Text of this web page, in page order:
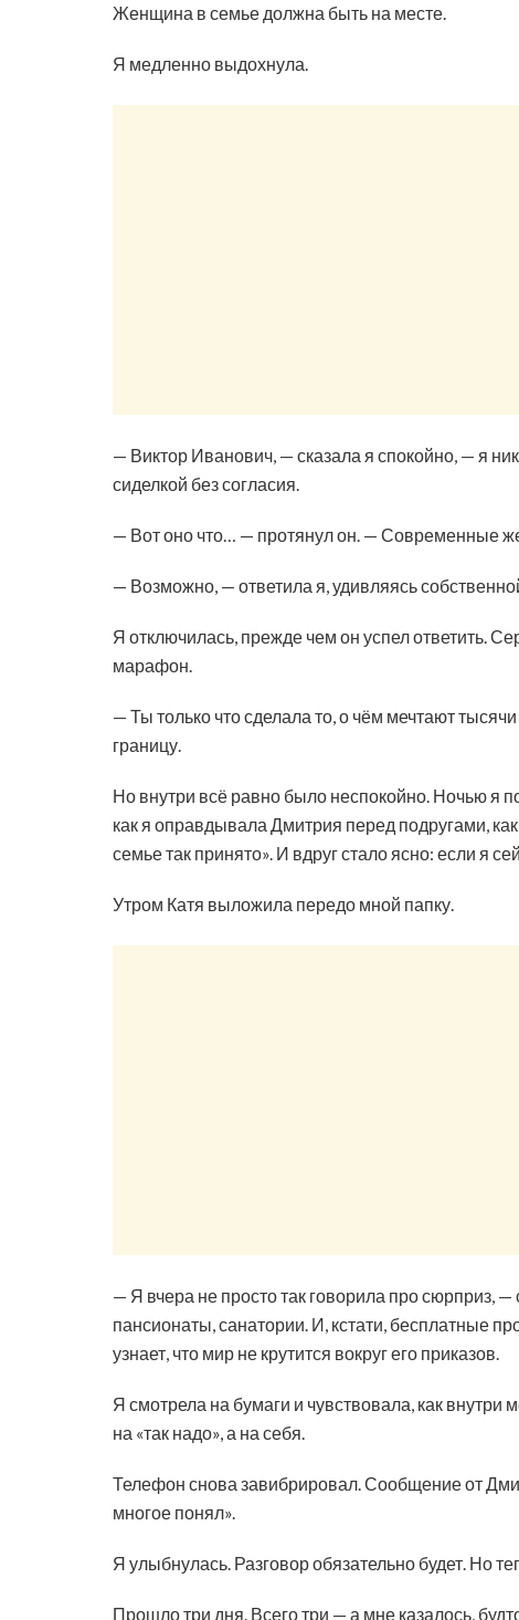
Женщина в семье должна быть на месте.
Я медленно выдохнула.
— Виктор Иванович, — сказала я спокойно, — я
сиделкой без согласия.
— Вот оно что… — протянул он. — Современные
— Возможно, — ответила я, удивляясь
Я отключилась, прежде чем он успел ответить.
марафон.
— Ты только что сделала то, о чём мечтают
границу.
Но внутри всё равно было неспокойно. Ночью я
как я оправдывала Дмитрия перед подругами, как
семье так принято». И вдруг стало ясно: если я
Утром Катя выложила передо мной папку.
— Я вчера не просто так говорила про сюрприз, —
пансионаты, санатории. И, кстати, бесплатные
узнает, что мир не крутится вокруг его приказов.
Я смотрела на бумаги и чувствовала, как
на «так надо», а на себя.
Телефон снова завибрировал. Сообщение от
многое понял».
Я улыбнулась. Разговор обязательно будет. Но
Прошло три дня. Всего три — а мне казалось,